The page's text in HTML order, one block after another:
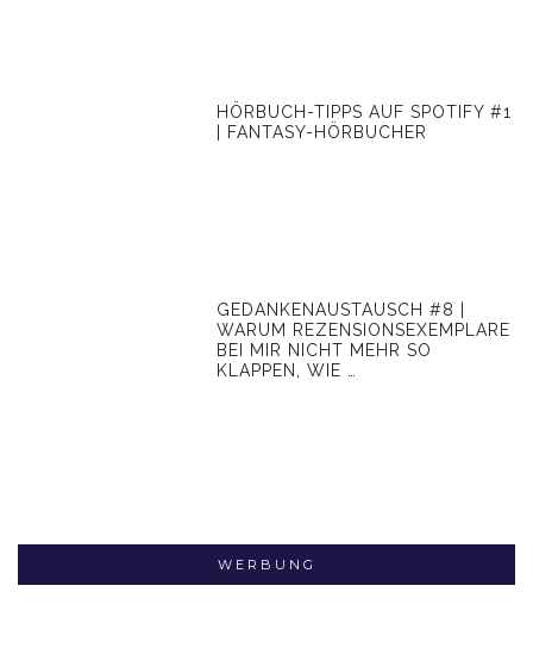
HÖRBUCH-TIPPS AUF SPOTIFY #1
| FANTASY-HÖRBUCHER
GEDANKENAUSTAUSCH #8 |
WARUM REZENSIONSEXEMPLARE
BEI MIR NICHT MEHR SO
KLAPPEN, WIE …
WERBUNG